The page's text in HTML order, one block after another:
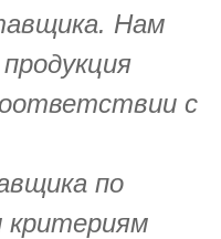
Нам
с
по
критериям